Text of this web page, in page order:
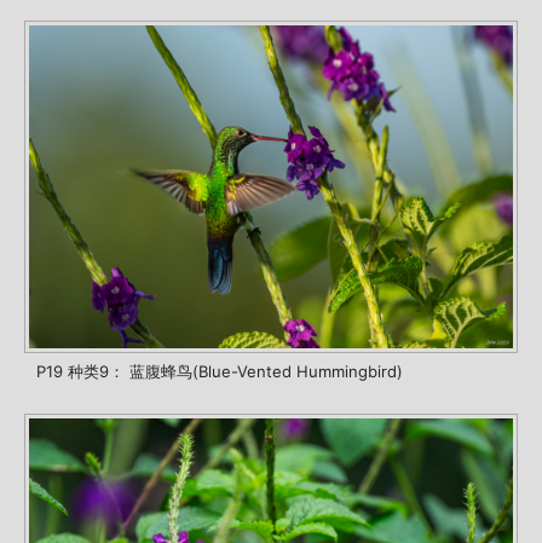
P19 种类9： 蓝腹蜂鸟(Blue-Vented Hummingbird)